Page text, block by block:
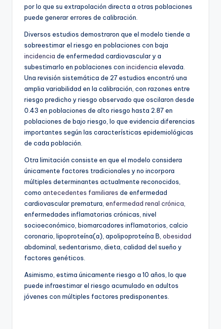
por lo que su extrapolación directa a otras poblaciones
puede generar errores de calibración.
Diversos estudios demostraron que el modelo tiende a
sobreestimar el riesgo en poblaciones con baja
incidencia de enfermedad cardiovascular y a
subestimarlo en poblaciones con incidencia elevada.
Una revisión sistemática de 27 estudios encontró una
amplia variabilidad en la calibración, con razones entre
riesgo predicho y riesgo observado que oscilaron desde
0.43 en poblaciones de alto riesgo hasta 2.87 en
poblaciones de bajo riesgo, lo que evidencia diferencias
importantes según las características epidemiológicas
de cada población.
Otra limitación consiste en que el modelo considera
únicamente factores tradicionales y no incorpora
múltiples determinantes actualmente reconocidos,
como antecedentes familiares de enfermedad
cardiovascular prematura, enfermedad renal crónica
enfermedades inflamatorias crónicas, nivel
socioeconómico, biomarcadores inflamatorios, calcio
coronario, lipoproteína(a), apolipoproteína B, obesidad
abdominal, sedentarismo, dieta, calidad del sueño y
factores genéticos.
Asimismo, estima únicamente riesgo a 10 años, lo que
puede infraestimar el riesgo acumulado en adultos
jóvenes con múltiples factores predisponentes.